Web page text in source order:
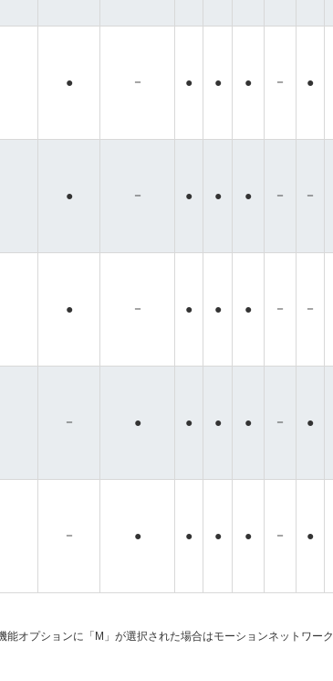
● － ● ● ● － ●
● － ● ● ● － －
● － ● ● ● － －
－ ● ● ● ● － ●
－ ● ● ● ● － ●
オプションに「M」が選択された場合はモーションネットワーク